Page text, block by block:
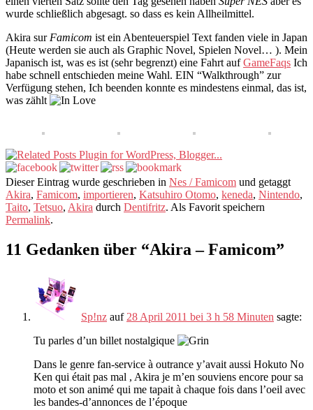
wurde schließlich abgesagt. so dass es kein Allheilmittel.
Akira surFamicom ist ein Abenteuerspiel Text fanden viele in Japan
(Heute werden sie auch als Graphic Novel, Spielen Novel… ). Mein
Japanisch ist, was es ist (sehr begrenzt) eine Fahrt aufGameFaqs Ich
habe schnell entschieden meine Wahl. EIN “Walkthrough” zur
Verfügung stehen, Ich beenden konnte es mindestens einmal, das ist,
was zählt
Dieser Eintrag wurde geschrieben in Nes / Famicom und getaggt
Akira, Famicom, importieren, Katsuhiro Otomo, keneda, Nintendo,
Taito, Tetsuo, Akira durch Dentifritz. Als Favorit speichern
Permalink.
11 Gedanken über “Akira – Famicom”
Sp!nz auf 28 April 2011 bei 3 h 58 Minuten sagte:
Tu parles d’un billet nostalgique
Dans le genre fan-service à outrance y’avait aussi Hokuto No
Ken qui était pas mal , Akira je m’en souviens encore pour sa
moto et son animé qui me tapait à chaque fois dans l’oeil avec
les bandes-d’annonces de l’époque